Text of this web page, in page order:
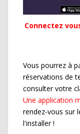
Connectez
Vous pourrez à
réservations de
consulter votre
Une application
rendez-vous sur
l'installer !